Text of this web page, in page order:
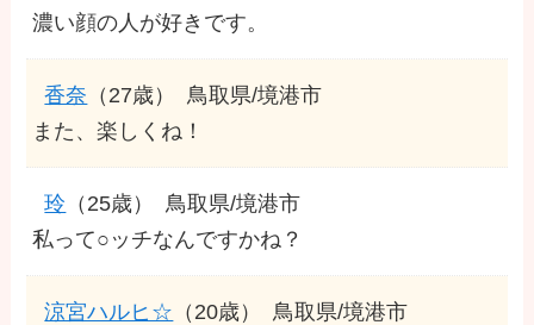
濃い顔の人が好きです。
香奈 （27歳）
鳥取県/境港市
また、楽しくね！
玲 （25歳）
鳥取県/境港市
私って○ッチなんですかね？
涼宮ハルヒ☆ （20歳）
鳥取県/境港市